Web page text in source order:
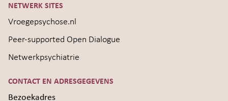
NETWERK SITES
Vroegepsychose.nl
Peer-supported Open Dialogue
Netwerkpsychiatrie
CONTACT EN ADRESGEGEVENS
Bezoekadres